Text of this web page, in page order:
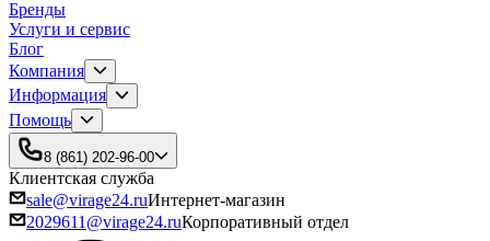
Бренды
Услуги и сервис
Блог
Компания
Информация
Помощь
8 (861) 202-96-00
Клиентская служба
sale@virage24.ruИнтернет-магазин
2029611@virage24.ruКорпоративный отдел